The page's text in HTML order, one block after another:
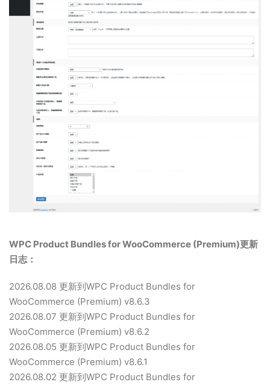
WPC Product Bundles for WooCommerce (Premium)更新
日志：
2026.08.08 更新到WPC Product Bundles for
WooCommerce (Premium) v8.6.3
2026.08.07 更新到WPC Product Bundles for
WooCommerce (Premium) v8.6.2
2026.08.05 更新到WPC Product Bundles for
WooCommerce (Premium) v8.6.1
2026.08.02 更新到WPC Product Bundles for